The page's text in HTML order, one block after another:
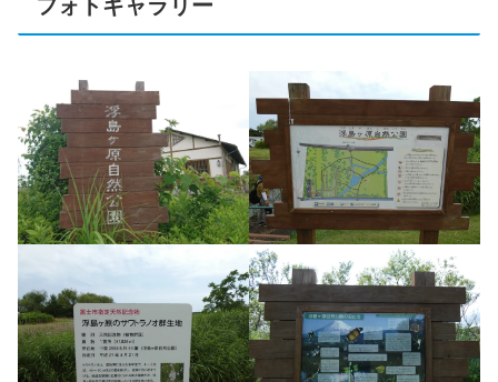
フォトギャラリー